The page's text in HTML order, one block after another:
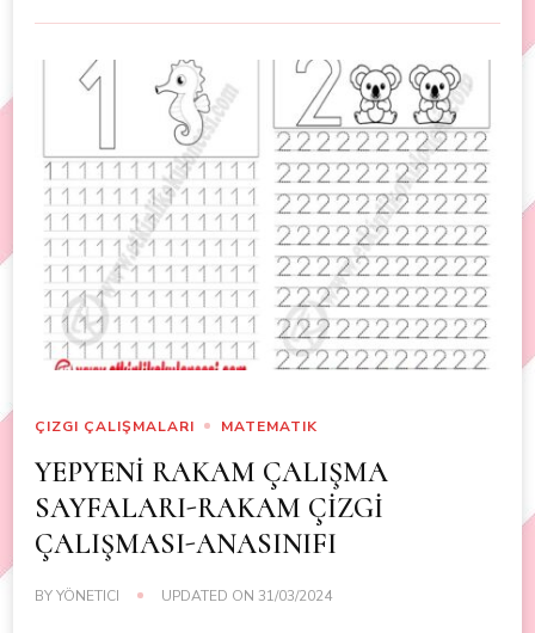
ÇIZGI ÇALIŞMALARI MATEMATIK
YEPYENİ RAKAM ÇALIŞMA
SAYFALARI-RAKAM ÇİZGİ
ÇALIŞMASI-ANASINIFI
BYYÖNETICI UPDATED ON 31/03/2024